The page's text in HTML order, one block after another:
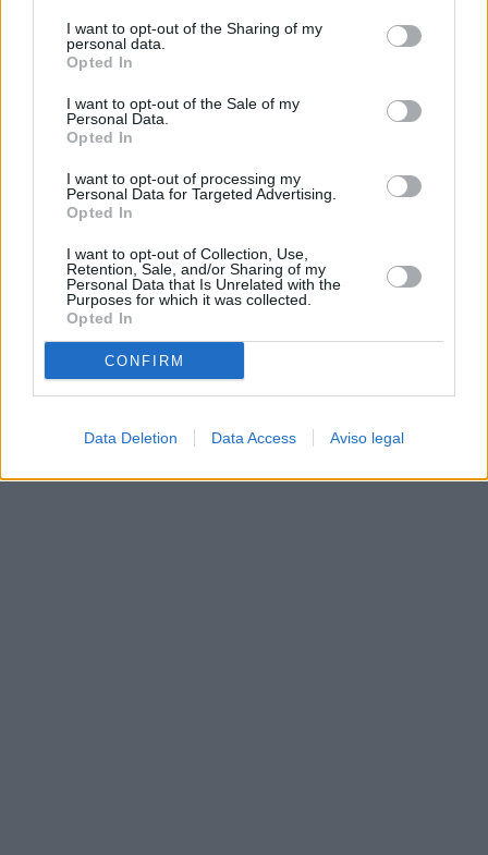
de su consentimiento, pero usted tiene el derecho de
rechazar tal procesamiento. Sus preferencias se aplicarán
cualquier momento entrando de nuevo en este sitio web o
visitando nuestra política de privacidad.
I want to opt-out of the Sharing of my
personal data.
Opted In
I want to opt-out of the Sale of my
Personal Data.
Opted In
I want to opt-out of processing my
Personal Data for Targeted Advertising.
Opted In
I want to opt-out of Collection, Use,
Retention, Sale, and/or Sharing of my
Personal Data that Is Unrelated with the
Purposes for which it was collected.
Opted In
CONFIRM
Data Deletion Data Access Aviso legal